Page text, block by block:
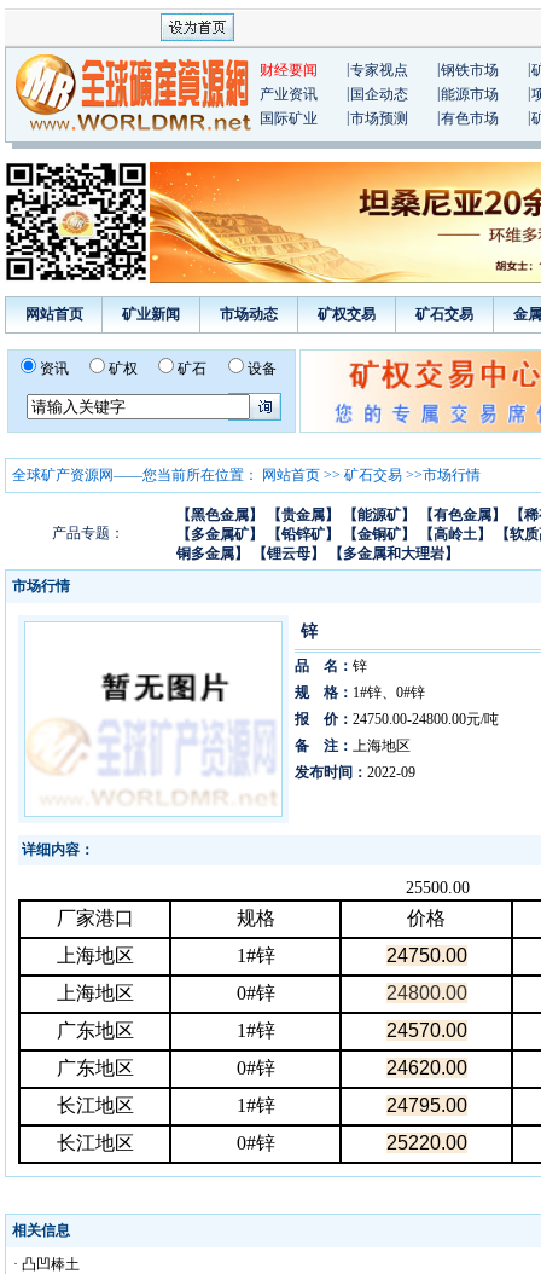
财经要闻 专家视点 钢铁市场
产业资讯
国企动态 能源市场
国际矿业
市场预测 有色市场
网站首页 矿业新闻 市场动态 矿权交易 矿石交易 金
资讯 矿权 矿石 设备
全球矿产资源网——您当前所在位置： 网站首页 >> 矿石交易 >>市场行情
产品专题：
【黑色金属】 【贵金属】 【能源矿】 【有色金属】
【
【多金属矿】
【铅锌矿】 【金铜矿】 【高岭土】
【软
铜多金属】
【锂云母】
【多金属和大理岩】
市场行情
锌
品 名： 锌
规 格： 1#锌、0#锌
报 价： 24750.00-24800.00元/吨
备 注： 上海地区
发布时间： 2022-09
详细内容：
25500.00
厂家港口 规格
价格
上海地区
1#锌
24750.00
上海地区
0#锌
24800.00
广东地区
1#锌
24570.00
广东地区
0#锌
24620.00
长江地区
1#锌
24795.00
长江地区
0#锌 25220.00
相关信息
· 凸凹棒土